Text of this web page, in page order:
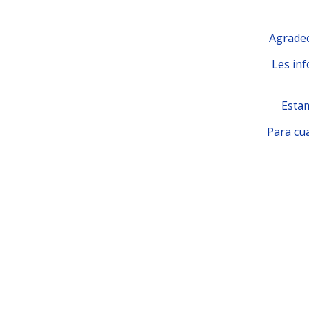
Les
Para